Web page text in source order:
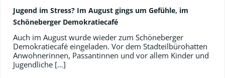
Jugend im Stress? Im August gings um Gefühle, im
Schöneberger Demokratiecafé
Auch im August wurde wieder zum Schöneberger
Demokratiecafé eingeladen. Vor dem Stadteilbürohatten
Anwohnerinnen, Passantinnen und vor allem Kinder und
Jugendliche […]